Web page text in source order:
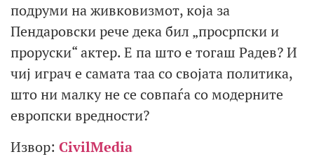
подруми на живковизмот, која за
Пендаровски рече дека бил „просрпски и
проруски“ актер. Е па што е тогаш Радев? И
чиј играч е самата таа со својата политика,
што ни малку не се совпаѓа со модерните
европски вредности?
Извор: CivilMedia